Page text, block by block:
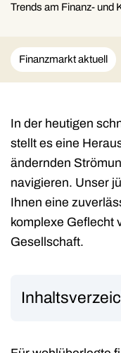
Trends am Finanz- und
berichten.
Finanzmarkt aktuell
In der heutigen
stellt es eine
ändernden
navigieren. Unser
Ihnen eine
komplexe Geflecht
Gesellschaft.